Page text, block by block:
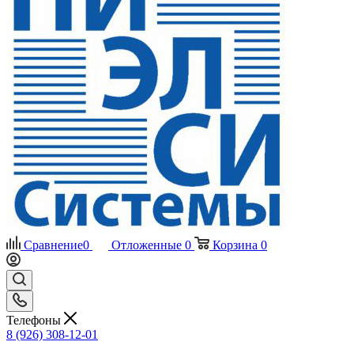
Сравнение0 Отложенные 0 Корзина 0
Телефоны
8 (926) 308-12-01